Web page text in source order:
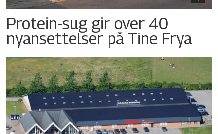
Protein-sug gir over 40
nyansettelser på Tine Frya